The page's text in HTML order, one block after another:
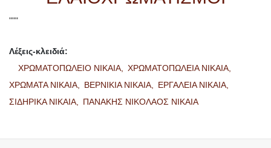
"""
Λέξεις-κλειδιά:
ΧΡΩΜΑΤΟΠΩΛΕΙΟ ΝΙΚΑΙΑ, ΧΡΩΜΑΤΟΠΩΛΕΙΑ ΝΙΚΑΙΑ,
ΧΡΩΜΑΤΑ ΝΙΚΑΙΑ, ΒΕΡΝΙΚΙΑ ΝΙΚΑΙΑ, ΕΡΓΑΛΕΙΑ ΝΙΚΑΙΑ,
ΣΙΔΗΡΙΚΑ ΝΙΚΑΙΑ, ΠΑΝΑΚΗΣ ΝΙΚΟΛΑΟΣ ΝΙΚΑΙΑ